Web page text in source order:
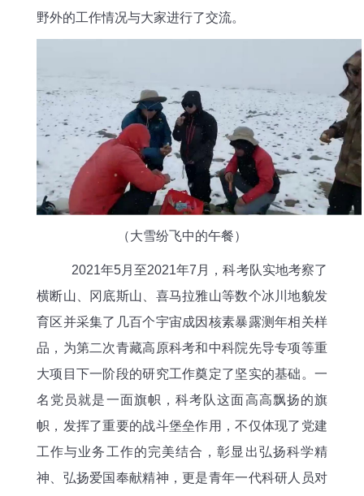
野外的工作情况与大家进行了交流。
（大雪纷飞中的午餐）
2021年5月至2021年7 月，科考队实地考察了
横断山、冈底斯山、喜马拉雅山等数个冰川地貌发
育区并采集了几百个宇宙成因核素暴露测年相关样
品，为第二次青藏高原科考和中科院先导专项等重
大项目下一阶段的研究工作奠定了坚实的基础。一
名党员就是一面旗帜，科考队这面高高飘扬的旗
帜，发挥了重要的战斗堡垒作用，不仅体现了党建
工作与业务工作的完美结合，彰显出弘扬科学精
神、弘扬爱国奉献精神 ，更是青年一代科研人员对